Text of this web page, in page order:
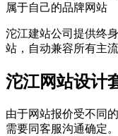
属于自己的品牌网站
沱江建站公司提供终
站，自动兼容所有主
沱江网站设计
由于网站报价受不同
需要同客服沟通确定